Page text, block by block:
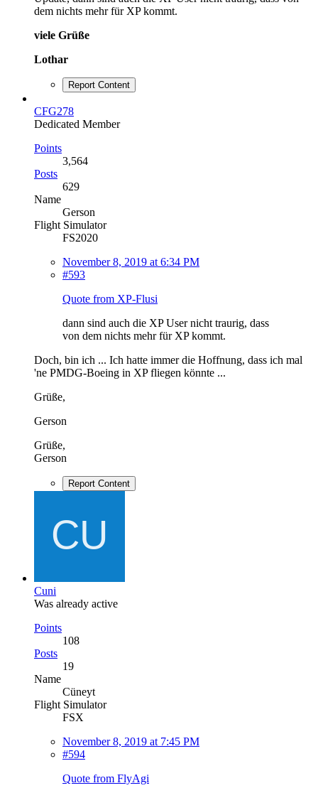
dem nichts mehr für XP kommt.
viele Grüße
Lothar
Report Content
CFG278
Dedicated Member
Points
3,564
Posts
629
Name
Gerson
Flight Simulator
FS2020
November 8, 2019 at 6:34 PM
#593
Quote from XP-Flusi
dann sind auch die XP User nicht traurig, dass
von dem nichts mehr für XP kommt.
Doch, bin ich ... Ich hatte immer die Hoffnung, dass ich mal
'ne PMDG-Boeing in XP fliegen könnte ...
Grüße,
Gerson
Grüße,
Gerson
Report Content
Cuni
Was already active
Points
108
Posts
19
Name
Cüneyt
Flight Simulator
FSX
November 8, 2019 at 7:45 PM
#594
Quote from FlyAgi